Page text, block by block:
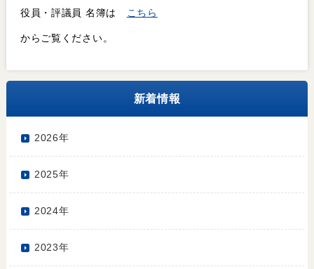
役員・評議員 名簿は こちら
からご覧ください。
新着情報
2026年
2025年
2024年
2023年